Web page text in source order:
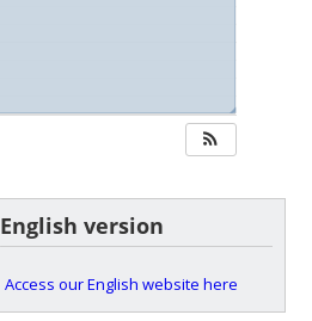
◢
English version
Access our English website here